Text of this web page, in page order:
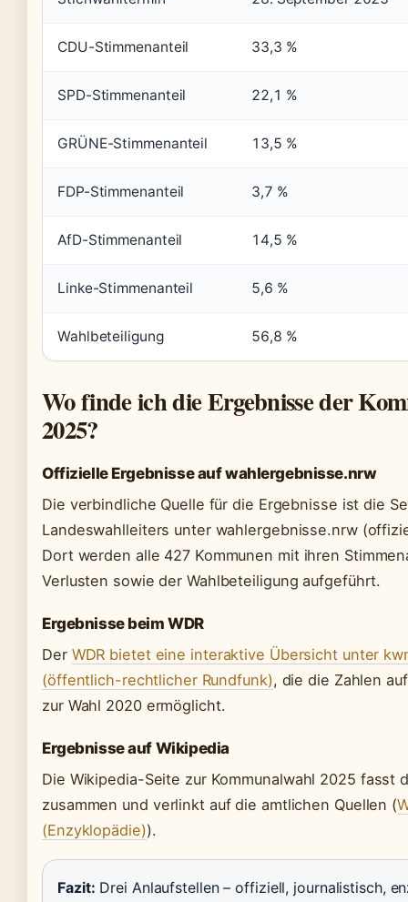
CDU-Stimmenanteil 33,3 %
SPD-Stimmenanteil 22,1 %
GRÜNE-Stimmenanteil 13,5 %
FDP-Stimmenanteil 3,7 %
AfD-Stimmenanteil 14,5 %
Linke-Stimmenanteil 5,6 %
Wahlbeteiligung 56,8 %
Wo finde ich die Ergebnisse der
2025?
Offizielle Ergebnisse auf wahlergebnisse.nrw
Die verbindliche Quelle für die Ergebnisse ist die
Landeswahlleiters unter wahlergebnisse.nrw
Dort werden alle 427 Kommunen mit ihren
Verlusten sowie der Wahlbeteiligung aufgeführt.
Ergebnisse beim WDR
Der WDR bietet eine interaktive Übersicht unter
(öffentlich-rechtlicher Rundfunk), die die Zahlen
zur Wahl 2020 ermöglicht.
Ergebnisse auf Wikipedia
Die Wikipedia-Seite zur Kommunalwahl 2025 fasst
zusammen und verlinkt auf die amtlichen Quellen (
(Enzyklopädie)).
Fazit: Drei Anlaufstellen – offiziell, journalistisch,